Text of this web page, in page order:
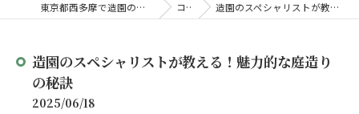
東京都西多摩で造園の求人なら株式会社優心植木 コラム 造園のスペシャリストが教える！魅力的な庭造りの秘訣
造園のスペシャリストが教える！魅力的な庭造り
の秘訣
2025/06/18